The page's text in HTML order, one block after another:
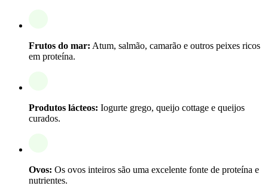
Frutos do mar: Atum, salmão, camarão e outros peixes ricos
em proteína.
Produtos lácteos: Iogurte grego, queijo cottage e queijos
curados.
Ovos: Os ovos inteiros são uma excelente fonte de proteína e
nutrientes.